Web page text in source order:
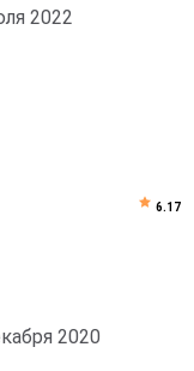
2022
2020
6.17